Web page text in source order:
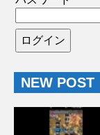
NEW POST